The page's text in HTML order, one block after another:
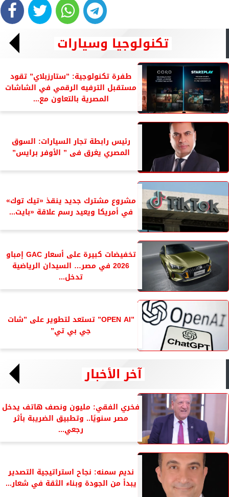
تكنولوجيا وسيارات
طفرة تكنولوجية: ”ستارزبلاي” تقود
مستقبل الترفيه الرقمي في الشاشات
المصرية بالتعاون مع...
رئيس رابطة تجار السيارات: السوق
المصري يغرق فى ” الأوفر برايس”
مشروع مشترك جديد ينقذ «تيك توك»
في أمريكا ويعيد رسم علاقة «بايت...
تخفيضات كبيرة على أسعار GAC إمباو
2026 في مصر… السيدان الرياضية
تدخل...
”OPEN AI” تستعد لتطوير على ”شات
جي بي تي”
آخر الأخبار
فخري الفقي: مليون ونصف هاتف يدخل
مصر سنويًا.. وتطبيق الضريبة بأثر
رجعي...
نديم سمنه: نجاح استراتيجية التصدير
يبدأ من الجودة وبناء الثقة في شعار...